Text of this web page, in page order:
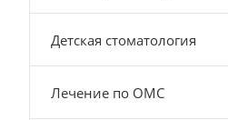
Детская стоматология
Лечение по ОМС